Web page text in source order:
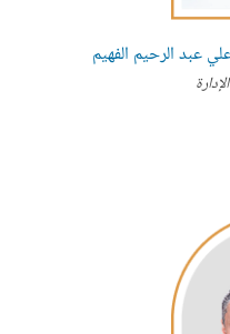
عبد الرحيم الفهيم